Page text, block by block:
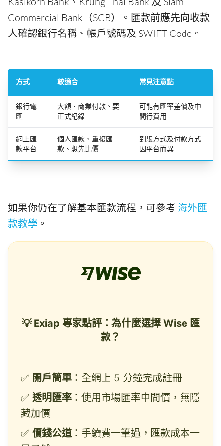
Commercial Bank（SCB）。匯款前應先向收款
人確認銀行名稱、帳戶號碼及 SWIFT Code。
方式 較適合 常見注意點
銀行電
匯
大額、商業付款、要
正式紀錄
可能有匯率差價及中
間行費用
網上匯
款平台
個人匯款、重複匯
款、想先比價
到賬方式及付款方式
因平台而異
如果你仍在了解基本匯款流程，可參考 海外匯
款教學 。
💡Exiap 專家點評：為什麼選擇 Wise 匯
款？
✅ 開戶簡單 ：全網上 5 分鐘完成註冊
✅ 透明匯率 ：使用市場匯率中間價，無隱
藏加價
✅ 價錢公道：手續費一筆過，匯款成本一